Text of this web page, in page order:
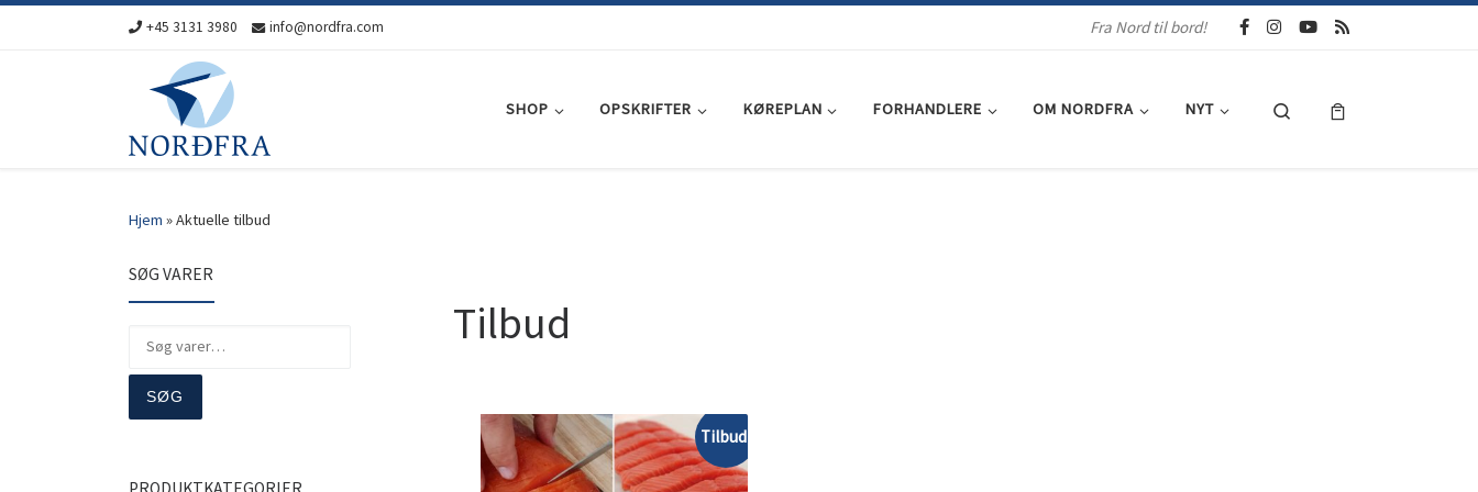
Skip to content +45 3131 3980 info@nordfra.com Fra Nord til bord!
SHOP OPSKRIFTER KØREPLAN FORHANDLERE OM NORDFRA NYT Search
Hjem »Aktuelle tilbud
Tilbud
Tilbud!
SØG VARER
SØG